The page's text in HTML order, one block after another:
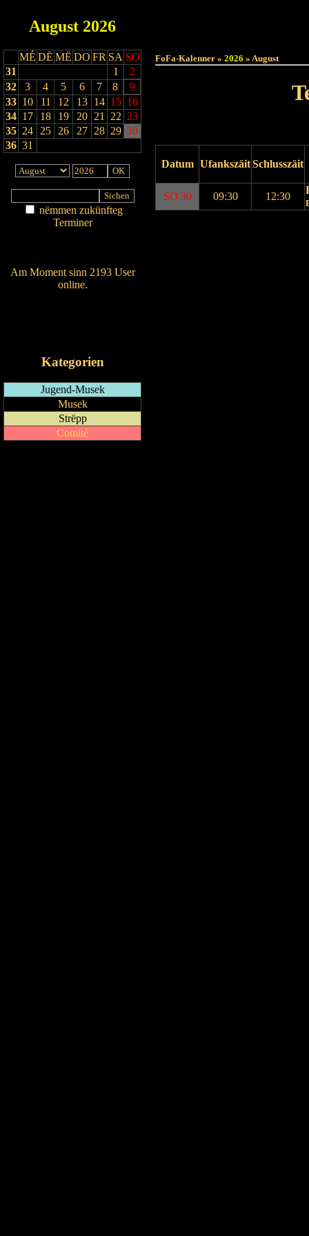
August 2026
MÉ DË MË DO FR SA SO
31
1
2
32
3 4 5 6 7 8
9
33 10 11 12 13 14 15 16
34 17 18 19 20 21 22 23
35 24 25 26 27 28 29 30
36 31
nëmmen zukünfteg
Terminer
Am Moment sinn 2193 User
online.
Kategorien
Jugend-Musek
Musek
Strëpp
Comité
FoFa-Kalenner » 2026 » August
Datum UfankszäitSchlusszäit
SO 30 09:30 12:30